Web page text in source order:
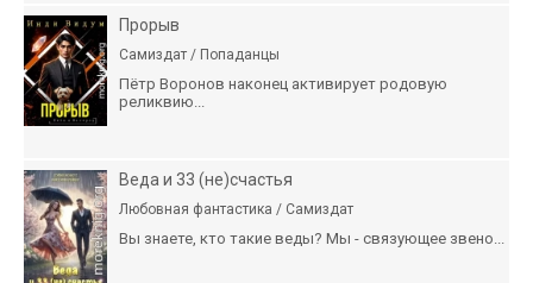
Прорыв
Самиздат / Попаданцы
Пётр Воронов наконец активирует родовую
реликвию...
Веда и 33 (не)счастья
Любовная фантастика / Самиздат
Вы знаете, кто такие веды? Мы - связующее звено...